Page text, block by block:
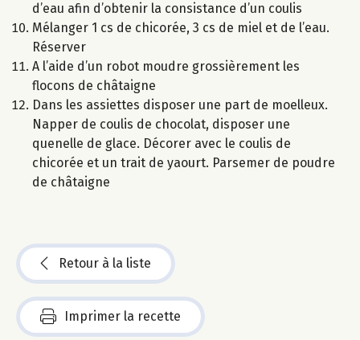
d’eau afin d’obtenir la consistance d’un coulis
Mélanger 1 cs de chicorée, 3 cs de miel et de l’eau.
Réserver
A l’aide d’un robot moudre grossièrement les
flocons de châtaigne
Dans les assiettes disposer une part de moelleux.
Napper de coulis de chocolat, disposer une
quenelle de glace. Décorer avec le coulis de
chicorée et un trait de yaourt. Parsemer de poudre
de châtaigne
Retour à la liste
Imprimer la recette